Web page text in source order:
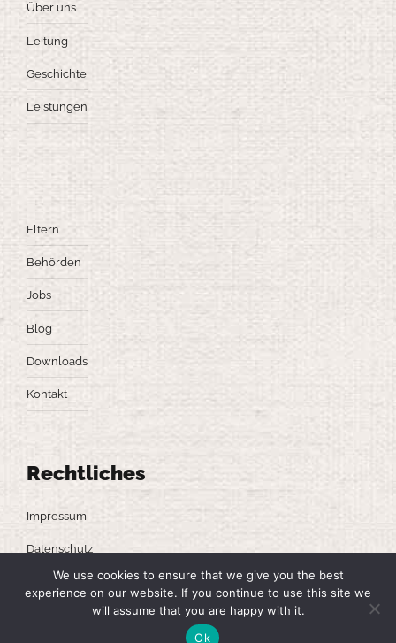
Über uns
Leitung
Geschichte
Leistungen
Eltern
Behörden
Jobs
Blog
Downloads
Kontakt
Rechtliches
Impressum
Datenschutz
We use cookies to ensure that we give you the best
experience on our website. If you continue to use this site we
will assume that you are happy with it.
Ok